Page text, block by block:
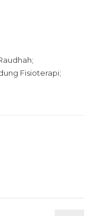
Fisioterapi